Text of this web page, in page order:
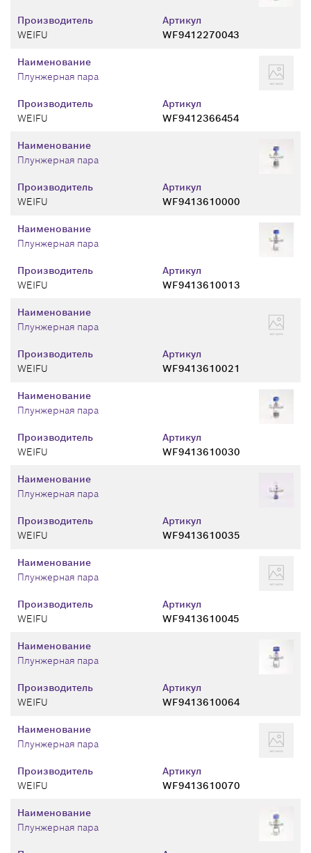
Производитель
WEIFU
Артикул
WF9412270043
Производитель
WEIFU
Артикул
WF9412366454
Наименование
Плунжерная пара
Производитель
WEIFU
Артикул
WF9413610000
Наименование
Плунжерная пара
Производитель
WEIFU
Артикул
WF9413610013
Наименование
Плунжерная пара
Производитель
WEIFU
Артикул
WF9413610021
Наименование
Плунжерная пара
Производитель
WEIFU
Артикул
WF9413610030
Наименование
Плунжерная пара
Производитель
WEIFU
Артикул
WF9413610035
Наименование
Плунжерная пара
Производитель
WEIFU
Артикул
WF9413610045
Наименование
Плунжерная пара
Производитель
WEIFU
Артикул
WF9413610064
Наименование
Плунжерная пара
Производитель
WEIFU
Артикул
WF9413610070
Наименование
Плунжерная пара
Наименование
Плунжерная пара